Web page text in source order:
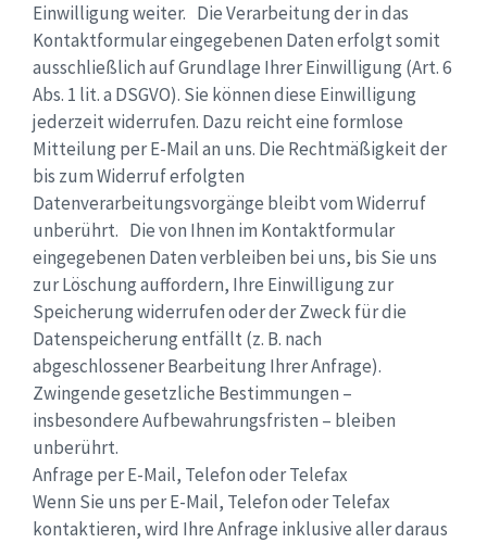
Einwilligung weiter. Die Verarbeitung der in das
Kontaktformular eingegebenen Daten erfolgt somit
ausschließlich auf Grundlage Ihrer Einwilligung (Art. 6
Abs. 1 lit. a DSGVO). Sie können diese Einwilligung
jederzeit widerrufen. Dazu reicht eine formlose
Mitteilung per E-Mail an uns. Die Rechtmäßigkeit der
bis zum Widerruf erfolgten
Datenverarbeitungsvorgänge bleibt vom Widerruf
unberührt. Die von Ihnen im Kontaktformular
eingegebenen Daten verbleiben bei uns, bis Sie uns
zur Löschung auffordern, Ihre Einwilligung zur
Speicherung widerrufen oder der Zweck für die
Datenspeicherung entfällt (z. B. nach
abgeschlossener Bearbeitung Ihrer Anfrage).
Zwingende gesetzliche Bestimmungen –
insbesondere Aufbewahrungsfristen – bleiben
unberührt.
Anfrage per E-Mail, Telefon oder Telefax
Wenn Sie uns per E-Mail, Telefon oder Telefax
kontaktieren, wird Ihre Anfrage inklusive aller daraus